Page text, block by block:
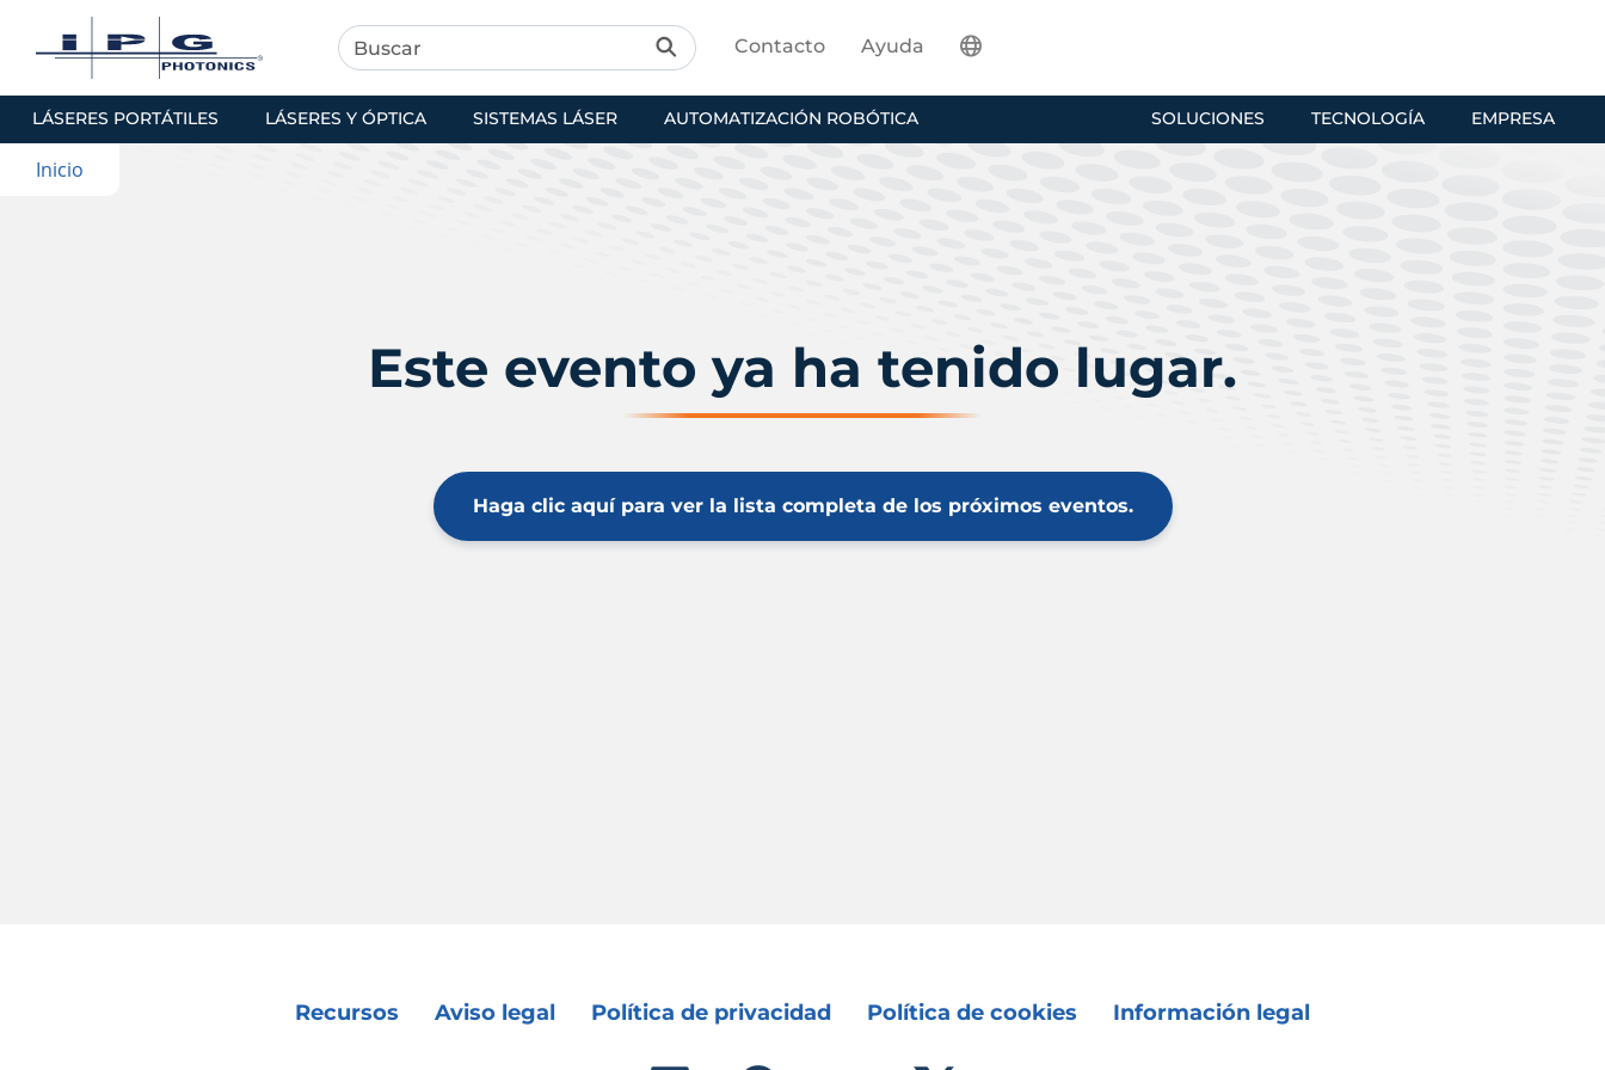
LÁSERES PORTÁTILES LÁSERES Y ÓPTICA SISTEMAS LÁSER AUTOMATIZACIÓN ROBÓTICA SOLUCIONES TECNOLOGÍA EMPRESA
Contacto Ayuda
Inicio
Este evento ya ha tenido lugar.
Haga clic aquí para ver la lista completa de los próximos eventos.
Recursos Aviso legal Política de privacidad Política de cookies Información legal